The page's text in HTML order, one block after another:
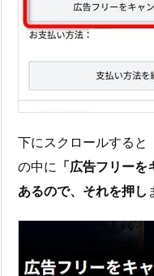
下にスクロールすると
の中に 「広告フリー
あるので、それを押し